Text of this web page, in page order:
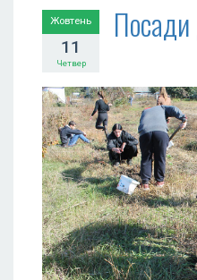
Жовтень
11
Четвер
Посади